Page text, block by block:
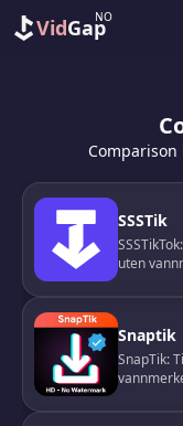
VidGapNO
SSSTik
uten
Snaptik
SnapTik: